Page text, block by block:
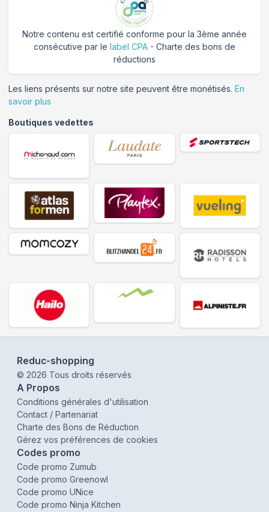
Notre contenu est certifié conforme pour la 3ème année
consécutive par le label CPA - Charte des bons de
réductions
Les liens présents sur notre site peuvent être monétisés. En
savoir plus
Boutiques vedettes
Reduc-shopping
© 2026 Tous droits réservés
A Propos
Conditions générales d'utilisation
Contact / Partenariat
Charte des Bons de Réduction
Gérez vos préférences de cookies
Codes promo
Code promo Zumub
Code promo Greenowl
Code promo UNice
Code promo Ninja Kitchen